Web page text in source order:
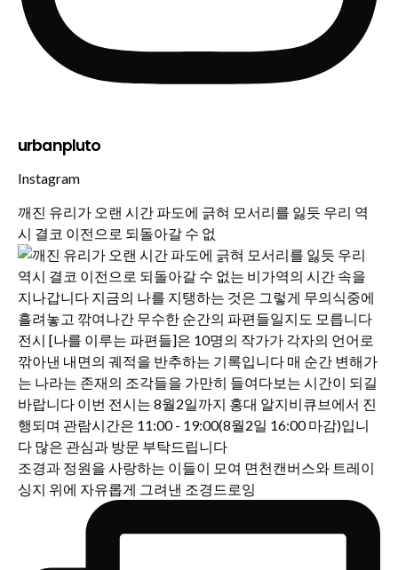
urbanpluto
Instagram
깨진 유리가 오랜 시간 파도에 긁혀 모서리를 잃듯 우리 역
시 결코 이전으로 되돌아갈 수 없
조경과 정원을 사랑하는 이들이 모여 면천캔버스와 트레이
싱지 위에 자유롭게 그려낸 조경드로잉